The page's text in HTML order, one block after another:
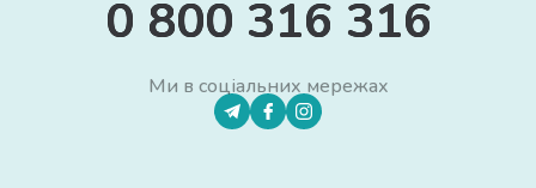
0 800 316 316
Ми в соціальних мережах